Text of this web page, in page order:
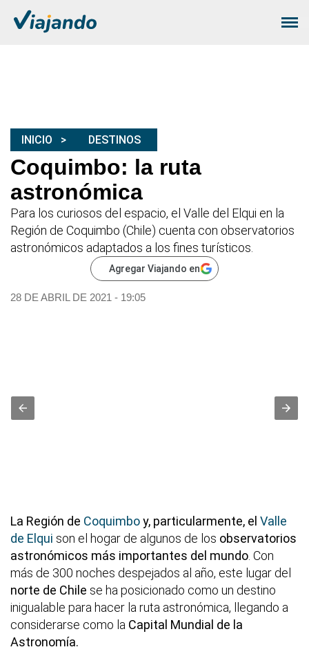
INICIO DESTINOS
Coquimbo: la ruta
astronómica
Para los curiosos del espacio, el Valle del Elqui en la
Región de Coquimbo (Chile) cuenta con observatorios
astronómicos adaptados a los fines turísticos.
Agregar Viajando en
28 DE ABRIL DE 2021 - 19:05
La Región de Coquimboy, particularmente, el Valle
de Elqui son el hogar de algunos de los observatorios
astronómicos más importantes del mundo. Con
más de 300 noches despejados al año, este lugar del
norte de Chile se ha posicionado como un destino
inigualable para hacer la ruta astronómica, llegando a
considerarse como la Capital Mundial de la
Astronomía.